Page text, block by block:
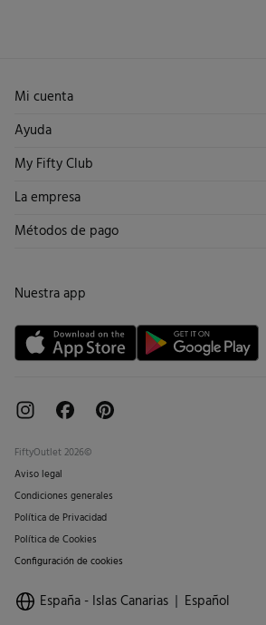
Mi cuenta
Iniciar sesión
Registrarme
Direcciones de envío
Hazte socio
Ayuda
Atención al cliente
Envíanos un email
Preguntas frecuentes
Promociones vigentes
Condiciones tarjeta abono
Tarjeta regalo online
My Fifty Club
Descúbrelo
¡Únete!
La empresa
¿Quiénes somos?
Trabaja con nosotros
Métodos de pago
Nuestra app
FiftyOutlet 2026©
Aviso legal
Condiciones generales
Política de Privacidad
Política de Cookies
Configuración de cookies
España - Islas Canarias Español